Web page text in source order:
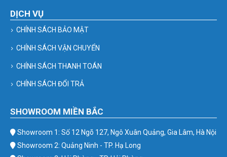
DỊCH VỤ
CHÍNH SÁCH BẢO MẬT
CHÍNH SÁCH VẬN CHUYỂN
CHÍNH SÁCH THANH TOÁN
CHÍNH SÁCH ĐỔI TRẢ
SHOWROOM MIỀN BẮC
Showroom 1: Số 12 Ngõ 127, Ngô Xuân Quảng, Gia Lâm, Hà Nội
Showroom 2: Quảng Ninh - TP. Hạ Long